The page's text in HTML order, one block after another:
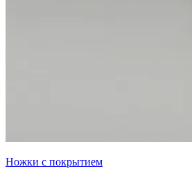
Ножки с покрытием